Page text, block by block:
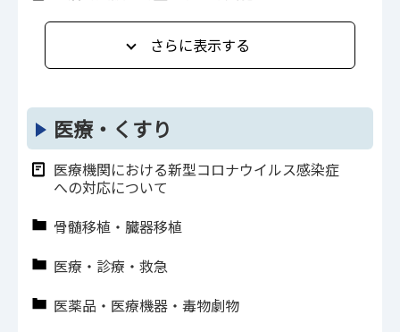
さらに表示する
医療・くすり
医療機関における新型コロナウイルス感染症
への対応について
骨髄移植・臓器移植
医療・診療・救急
医薬品・医療機器・毒物劇物